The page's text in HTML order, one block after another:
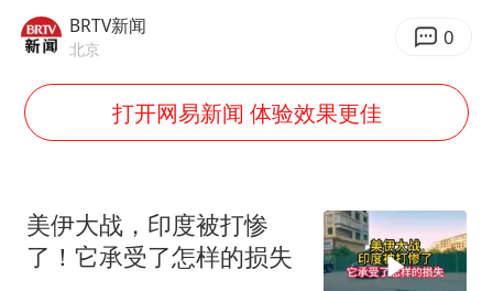
我国外贸延续良好增长态势
今日立秋你咬秋了吗
建筑工人不慎坠落身体被3根钢筋刺穿
夯实基础开新局
BRTV新闻
北京 0
打开网易新闻 体验效果更佳
美伊大战，印度被打惨
了！它承受了怎样的损失